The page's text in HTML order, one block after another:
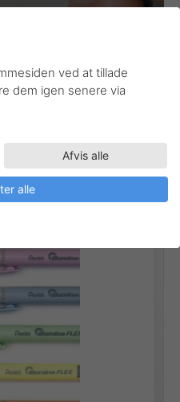
ved at tillade
dem igen senere via
Afvis alle
alle